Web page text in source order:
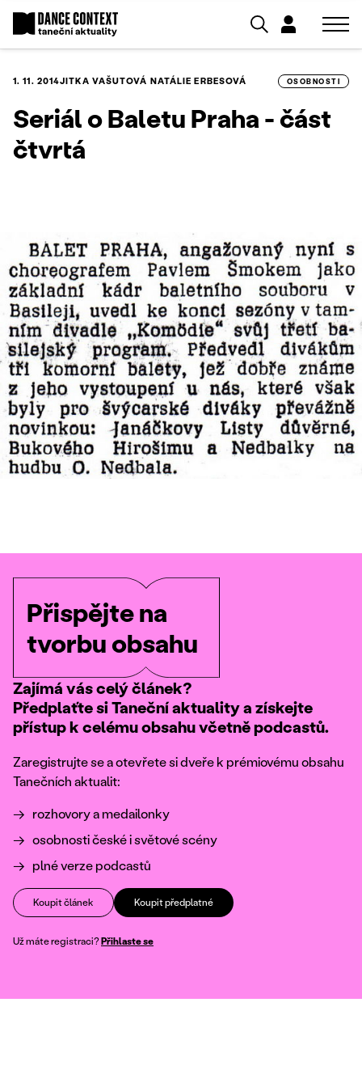
1. 11. 2014JITKA VAŠUTOVÁ NATÁLIE ERBESOVÁ OSOBNOSTI
Seriál o Baletu Praha - část
čtvrtá
Přispějte na
tvorbu obsahu
Zajímá vás celý článek?
Předplaťte si Taneční aktuality a získejte
přístup k celému obsahu včetně podcastů.
Zaregistrujte se a otevřete si dveře k prémiovému obsahu
Tanečních aktualit:
rozhovory a medailonky
osobnosti české i světové scény
plné verze podcastů
Koupit článek Koupit předplatné
Už máte registraci?Přihlaste se